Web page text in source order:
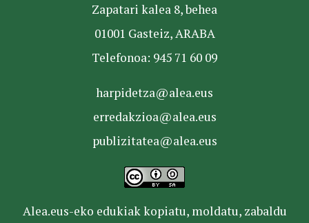
Zapatari kalea 8, behea
01001 Gasteiz, ARABA
Telefonoa: 945 71 60 09
harpidetza@alea.eus
erredakzioa@alea.eus
publizitatea@alea.eus
Alea.eus-eko edukiak kopiatu, moldatu, zabaldu